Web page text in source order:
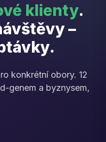
klienty.
–
konkrétní obory. 12
genem a byznysem,